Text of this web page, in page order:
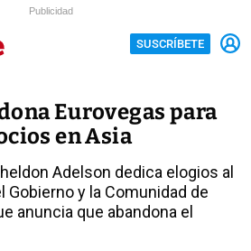
Publicidad
SUSCRÍBETE
Eurovegas para
en Asia
Adelson dedica elogios al
Gobierno y la Comunidad de
anuncia que abandona el